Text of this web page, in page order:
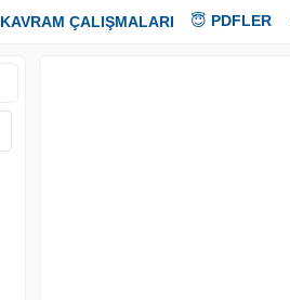
KAVRAM ÇALIŞMALARI 😇 PDFLER